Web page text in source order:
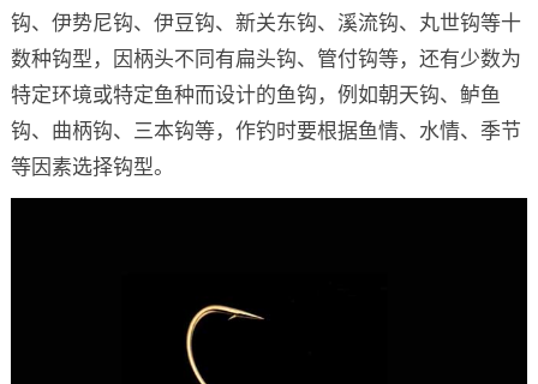
钩、伊势尼钩、伊豆钩、新关东钩、溪流钩、丸世钩等十
数种钩型，因柄头不同有扁头钩、管付钩等，还有少数为
特定环境或特定鱼种而设计的鱼钩，例如朝天钩、鲈鱼
钩、曲柄钩、三本钩等，作钓时要根据鱼情、水情、季节
等因素选择钩型。